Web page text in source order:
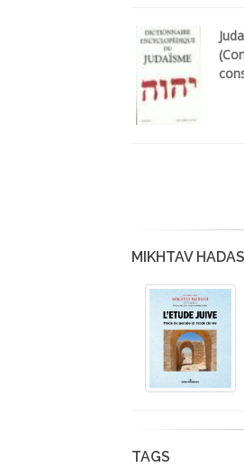
MIKHTAV
TAGS